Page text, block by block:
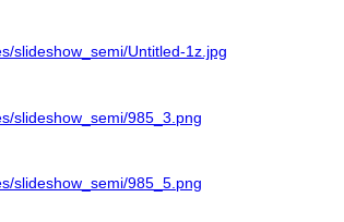
slideshow_semi/Untitled-1z.jpg
slideshow_semi/985_3.png
slideshow_semi/985_5.png